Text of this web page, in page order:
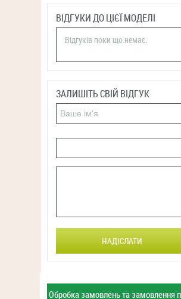
ВІДГУКИ ДО ЦІЄЇ МОДЕЛІ
Відгуків поки що немає.
ЗАЛИШІТЬ СВІЙ ВІДГУК
НАДІСЛАТИ
Обробка замовлень та замовлення